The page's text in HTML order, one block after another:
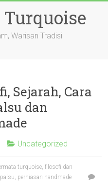
Warisan Tradisi
Sejarah, Cara
dan
Uncategorized
turquoise, filosofi dan
perhiasan handmade